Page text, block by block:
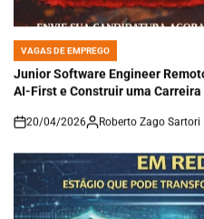
POSTED
VAGAS DE EMPREGO
Junior Software Engineer
AI-First e Construir uma
on
20/04/2026 Roberto Zago Sartori